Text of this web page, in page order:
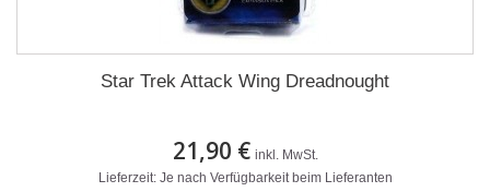
Star Trek Attack Wing Dreadnought
21,90 € inkl. MwSt.
Lieferzeit: Je nach Verfügbarkeit beim Lieferanten